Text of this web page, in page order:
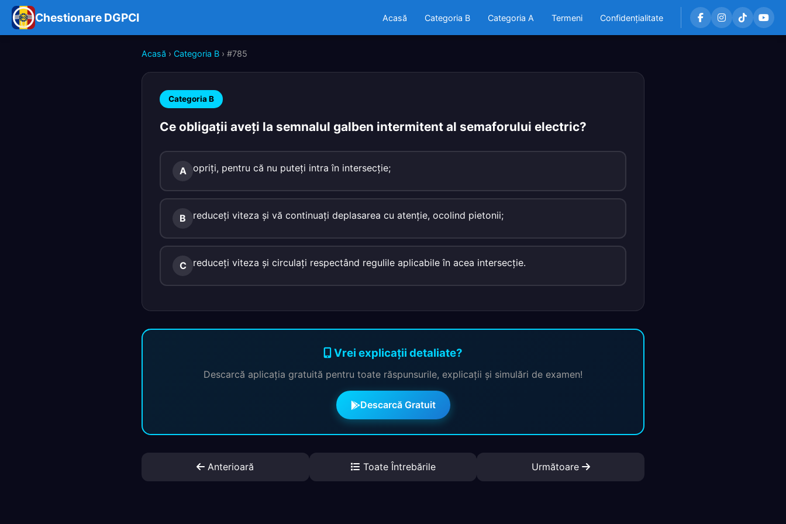
Chestionare DGPCI Acasă Categoria B Categoria A Termeni Confidențialitate
Acasă › Categoria B › #785
Categoria B
Ce obligaţii aveţi la semnalul galben intermitent al semaforului electric?
A opriţi, pentru că nu puteţi intra în intersecţie;
B reduceţi viteza şi vă continuaţi deplasarea cu atenţie, ocolind pietonii;
C reduceţi viteza şi circulaţi respectând regulile aplicabile în acea intersecţie.
Vrei explicații detaliate?
Descarcă aplicația gratuită pentru toate răspunsurile, explicații și simulări de examen!
Descarcă Gratuit
Anterioară Toate Întrebările Următoare